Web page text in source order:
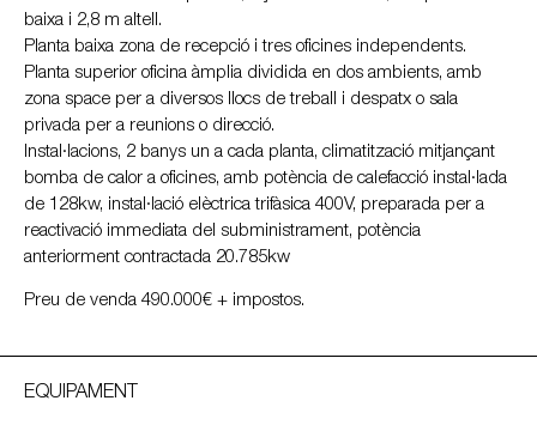
baixa i 2,8 m altell.
Planta baixa zona de recepció i tres oficines independents.
Planta superior oficina àmplia dividida en dos ambients, amb
zona space per a diversos llocs de treball i despatx o sala
privada per a reunions o direcció.
Instal·lacions, 2 banys un a cada planta, climatització mitjançant
bomba de calor a oficines, amb potència de calefacció instal·lada
de 128kw, instal·lació elèctrica trifàsica 400V, preparada per a
reactivació immediata del subministrament, potència
anteriorment contractada 20.785kw
Preu de venda 490.000€ + impostos.
EQUIPAMENT